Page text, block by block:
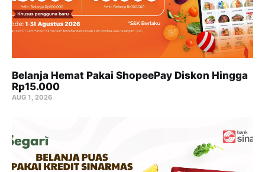
Belanja Hemat Pakai ShopeePay Diskon Hingga
Rp15.000
AUG 1, 2026